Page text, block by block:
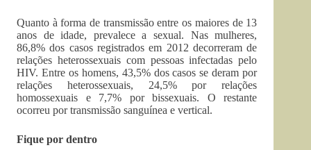
Quanto à forma de transmissão entre os maiores de 13
anos de idade, prevalece a sexual. Nas mulheres,
86,8% dos casos registrados em 2012 decorreram de
relações heterossexuais com pessoas infectadas pelo
HIV. Entre os homens, 43,5% dos casos se deram por
relações heterossexuais, 24,5% por relações
homossexuais e 7,7% por bissexuais. O restante
ocorreu por transmissão sanguínea e vertical.
Fique por dentro